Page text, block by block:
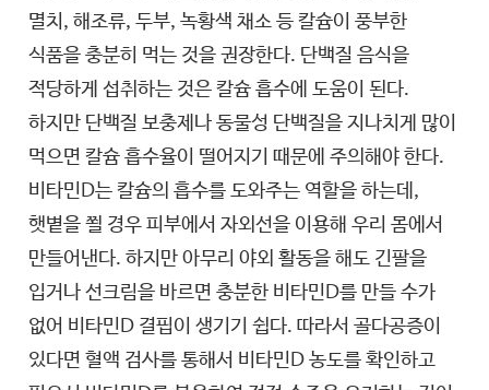
멸치, 해조류, 두부, 녹황색 채소 등 칼슘이 풍부한
식품을 충분히 먹는 것을 권장한다. 단백질 음식을
적당하게 섭취하는 것은 칼슘 흡수에 도움이 된다.
하지만 단백질 보충제나 동물성 단백질을 지나치게 많이
먹으면 칼슘 흡수율이 떨어지기 때문에 주의해야 한다.
비타민D는 칼슘의 흡수를 도와주는 역할을 하는데,
햇볕을 쬘 경우 피부에서 자외선을 이용해 우리 몸에서
만들어낸다. 하지만 아무리 야외 활동을 해도 긴팔을
입거나 선크림을 바르면 충분한 비타민D를 만들 수가
없어 비타민D 결핍이 생기기 쉽다. 따라서 골다공증이
있다면 혈액 검사를 통해서 비타민D 농도를 확인하고